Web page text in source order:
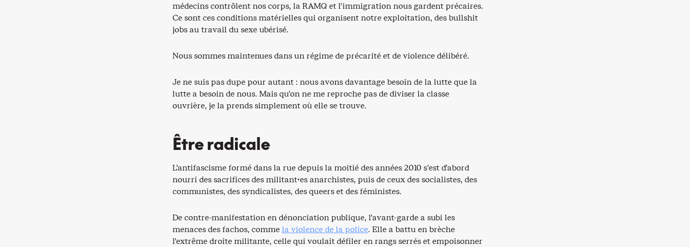
médecins contrôlent nos corps, la RAMQ et l’immigration nous gardent précaires.
Ce sont ces conditions matérielles qui organisent notre exploitation, des bullshit
jobs au travail du sexe ubérisé.
Nous sommes maintenues dans un régime de précarité et de violence délibéré.
Je ne suis pas dupe pour autant : nous avons davantage besoin de la lutte que la
lutte a besoin de nous. Mais qu’on ne me reproche pas de diviser la classe
ouvrière, je la prends simplement où elle se trouve.
Être radicale
L’antifascisme formé dans la rue depuis la moitié des années 2010 s’est d’abord
nourri des sacrifices des militant·es anarchistes, puis de ceux des socialistes, des
communistes, des syndicalistes, des queers et des féministes.
De contre-manifestation en dénonciation publique, l’avant-garde a subi les
menaces des fachos, commela violence de la police. Elle a battu en brèche
l’extrême droite militante, celle qui voulait défiler en rangs serrés et empoisonner